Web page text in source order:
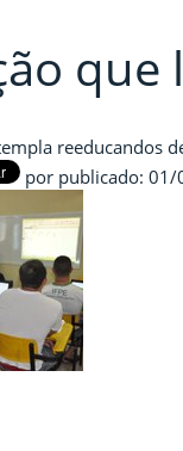
que
reeducandos
por publicado: 01/